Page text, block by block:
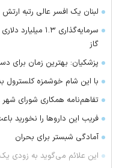
لبنان یک افسر عالی رتبه
سرمایه‌گذاری ۱.۳
گاز
پزشکیان: بهترین زمان برای
با این شام خوشمزه کلسترول
تفاهم‌نامه همکاری شورای
فریب این دارو‌ها را نخورید
آمادگی شبستر برای بحران
این علائم می‌گوید به زودی